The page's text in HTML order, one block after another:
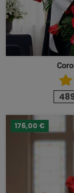
176,00 €